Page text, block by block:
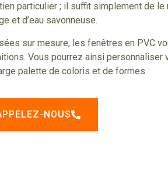
particulier ; il suffit simplement de le
et d’eau savonneuse.
sur mesure, les fenêtres en PVC
Vous pourrez ainsi
palette de coloris et de formes.
NOUS